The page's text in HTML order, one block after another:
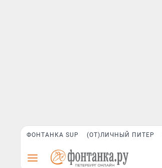
ФОНТАНКА SUP (ОТ)ЛИЧНЫЙ ПИТЕР